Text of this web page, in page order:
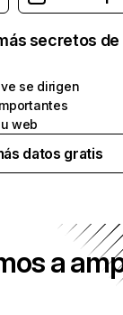
secretos de
se dirigen
web
datos gratis
a